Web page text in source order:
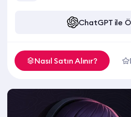
ChatGPT ile
Nasıl Satın Alınır?